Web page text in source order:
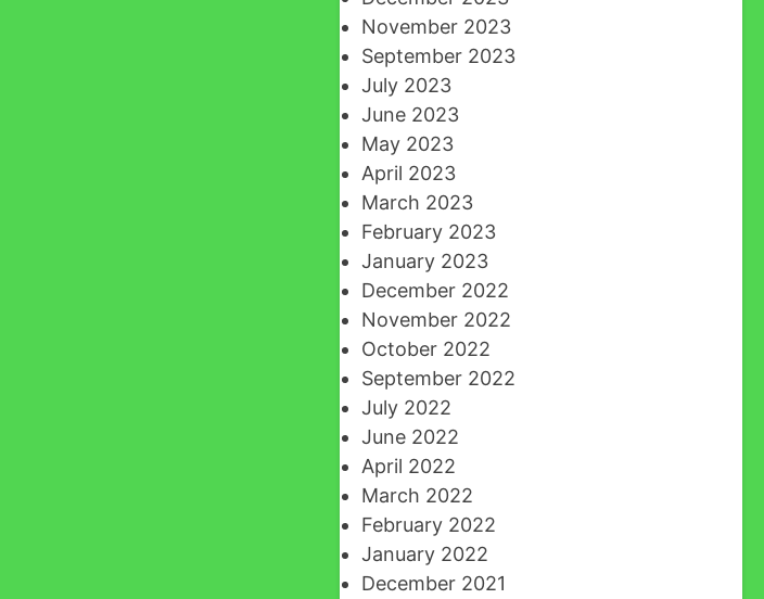
November 2023
September 2023
July 2023
June 2023
May 2023
April 2023
March 2023
February 2023
January 2023
December 2022
November 2022
October 2022
September 2022
July 2022
June 2022
April 2022
March 2022
February 2022
January 2022
December 2021